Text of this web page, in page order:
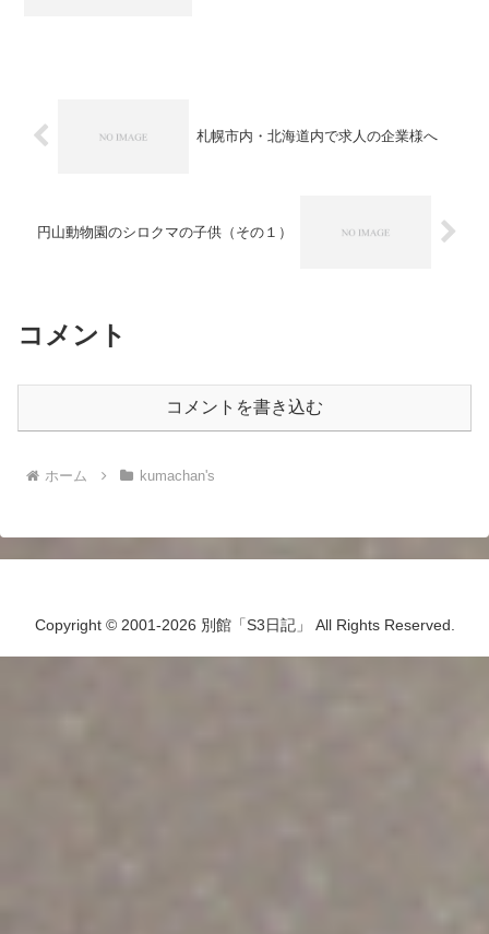
札幌市内・北海道内で求人の企業様へ
円山動物園のシロクマの子供（その１）
コメント
コメントを書き込む
ホーム kumachan's
Copyright © 2001-2026 別館「S3日記」 All Rights Reserved.